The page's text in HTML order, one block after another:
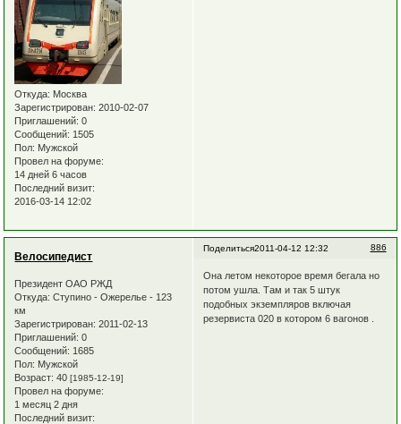
Откуда: Москва
Зарегистрирован: 2010-02-07
Приглашений: 0
Сообщений: 1505
Пол: Мужской
Провел на форуме:
14 дней 6 часов
Последний визит:
2016-03-14 12:02
Поделиться 886
2011-04-12 12:32
Велосипедист
Президент ОАО РЖД
Откуда: Ступино - Ожерелье - 123
км
Зарегистрирован: 2011-02-13
Приглашений: 0
Сообщений: 1685
Пол: Мужской
Возраст: 40[1985-12-19]
Провел на форуме:
1 месяц 2 дня
Последний визит:
Она летом некоторое время бегала но
потом ушла. Там и так 5 штук
подобных экземпляров включая
резервиста 020 в котором 6 вагонов .